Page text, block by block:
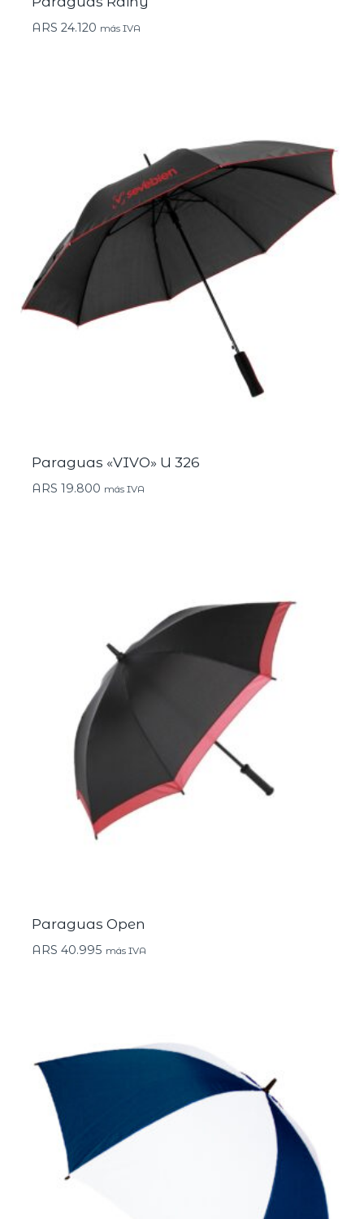
ARS 24.120 más IVA
Paraguas «VIVO» U 326
ARS 19.800 más IVA
Paraguas Open
ARS 40.995 más IVA